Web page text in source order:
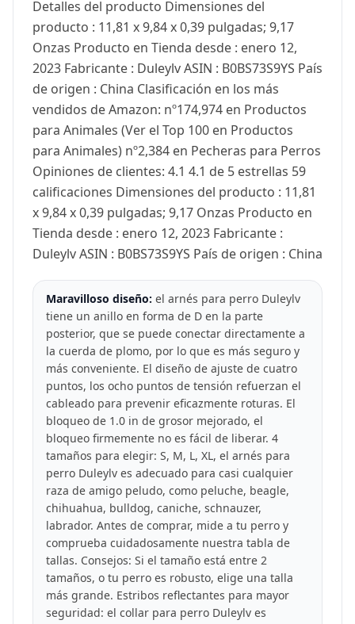
Detalles del producto Dimensiones del
producto : 11,81 x 9,84 x 0,39 pulgadas; 9,17
Onzas Producto en Tienda desde : enero 12,
2023 Fabricante : Duleylv ASIN : B0BS73S9YS País
de origen : China Clasificación en los más
vendidos de Amazon: nº174,974 en Productos
para Animales (Ver el Top 100 en Productos
para Animales) nº2,384 en Pecheras para Perros
Opiniones de clientes: 4.1 4.1 de 5 estrellas 59
calificaciones Dimensiones del producto : 11,81
x 9,84 x 0,39 pulgadas; 9,17 Onzas Producto en
Tienda desde : enero 12, 2023 Fabricante :
Duleylv ASIN : B0BS73S9YS País de origen : China
Maravilloso diseño: el arnés para perro Duleylv
tiene un anillo en forma de D en la parte
posterior, que se puede conectar directamente a
la cuerda de plomo, por lo que es más seguro y
más conveniente. El diseño de ajuste de cuatro
puntos, los ocho puntos de tensión refuerzan el
cableado para prevenir eficazmente roturas. El
bloqueo de 1.0 in de grosor mejorado, el
bloqueo firmemente no es fácil de liberar. 4
tamaños para elegir: S, M, L, XL, el arnés para
perro Duleylv es adecuado para casi cualquier
raza de amigo peludo, como peluche, beagle,
chihuahua, bulldog, caniche, schnauzer,
labrador. Antes de comprar, mide a tu perro y
comprueba cuidadosamente nuestra tabla de
tallas. Consejos: Si el tamaño está entre 2
tamaños, o tu perro es robusto, elige una talla
más grande. Estribos reflectantes para mayor
seguridad: el collar para perro Duleylv es